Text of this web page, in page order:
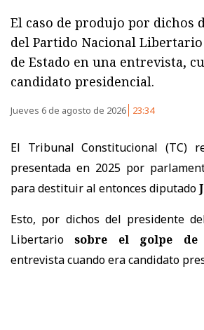
El caso de produjo por dichos
del Partido Nacional
de Estado en una entrevista,
candidato presidencial.
Jueves 6 de agosto de 2026 23:34
El Tribunal Constitucional (TC)
presentada en 2025 por
para destituir al entonces diputado
Esto, por dichos del presidente
Libertario sobre el golpe de
entrevista cuando era candidato